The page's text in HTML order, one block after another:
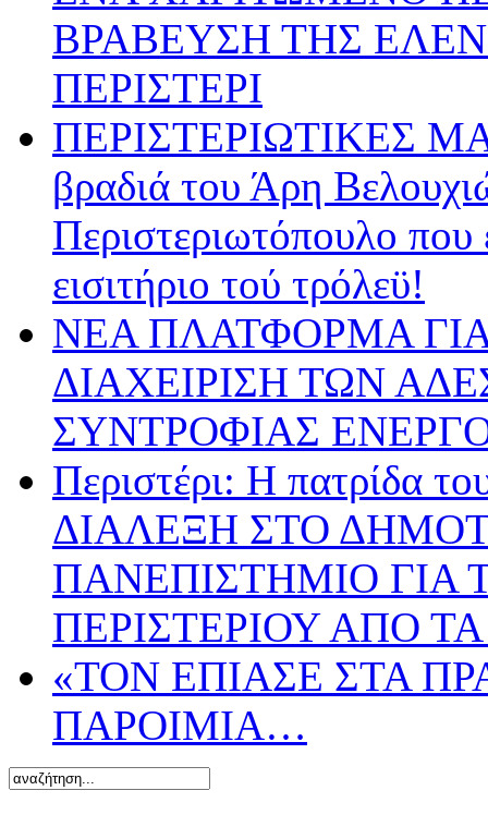
ΒΡΑΒΕΥΣΗ ΤΗΣ
ΠΕΡΙΣΤΕΡΙ
ΠΕΡΙΣΤΕΡΙΩΤΙΚΕΣ
βραδιά του Άρη
Περιστεριωτόπουλο που
εισιτήριο τού τρόλεϋ!
ΝΕΑ ΠΛΑΤΦΟΡΜΑ
ΔΙΑΧΕΙΡΙΣΗ ΤΩΝ
ΣΥΝΤΡΟΦΙΑΣ
Περιστέρι: Η πατρίδα
ΔΙΑΛΕΞΗ ΣΤΟ
ΠΑΝΕΠΙΣΤΗΜΙΟ ΓΙΑ
ΠΕΡΙΣΤΕΡΙΟΥ ΑΠΟ
«ΤΟΝ ΕΠΙΑΣΕ ΣΤΑ
ΠΑΡΟΙΜΙΑ…